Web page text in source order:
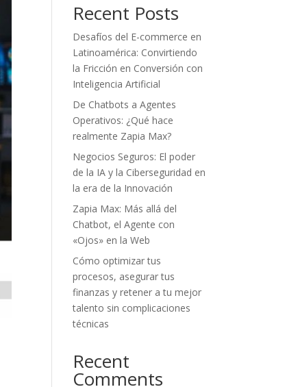
Recent Posts
Desafíos del E-commerce en
Latinoamérica: Convirtiendo
la Fricción en Conversión con
Inteligencia Artificial
De Chatbots a Agentes
Operativos: ¿Qué hace
realmente Zapia Max?
Negocios Seguros: El poder
de la IA y la Ciberseguridad en
la era de la Innovación
Zapia Max: Más allá del
Chatbot, el Agente con
«Ojos» en la Web
Cómo optimizar tus
procesos, asegurar tus
finanzas y retener a tu mejor
talento sin complicaciones
técnicas
Recent
Comments